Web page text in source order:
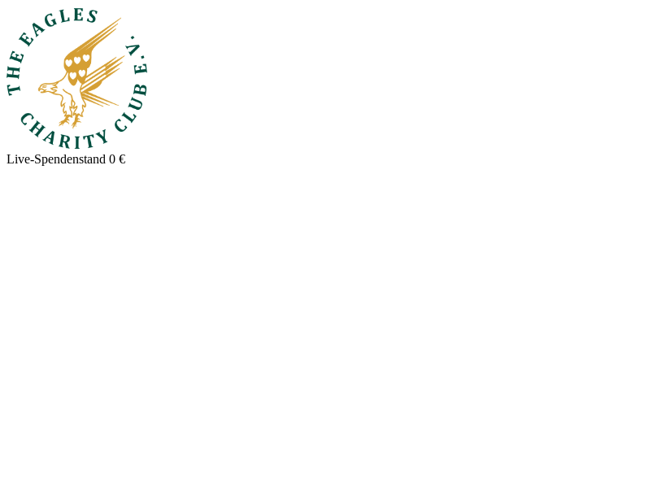
Live-Spendenstand 0 €